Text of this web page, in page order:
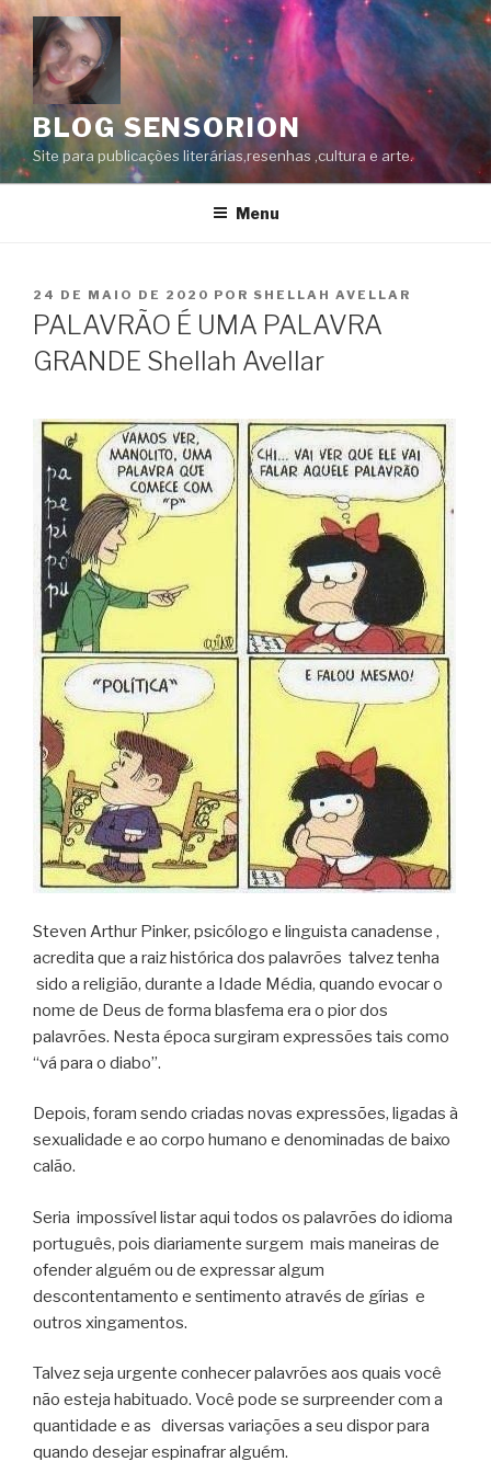
Pular
para
conteúdo
BLOG SENSORION
Site para publicações literárias,resenhas ,cultura e arte.
Menu
PUBLICADO
EM
24 DE MAIO DE 2020 POR SHELLAH AVELLAR
PALAVRÃO É UMA PALAVRA
GRANDE Shellah Avellar
Steven Arthur Pinker, psicólogo e linguista canadense ,
acredita que a raiz histórica dos palavrões talvez tenha
sido a religião, durante a Idade Média, quando evocar o
nome de Deus de forma blasfema era o pior dos
palavrões. Nesta época surgiram expressões tais como
“vá para o diabo”.
Depois, foram sendo criadas novas expressões, ligadas à
sexualidade e ao corpo humano e denominadas de baixo
calão.
Seria impossível listar aqui todos os palavrões do idioma
português, pois diariamente surgem mais maneiras de
ofender alguém ou de expressar algum
descontentamento e sentimento através de gírias e
outros xingamentos.
Talvez seja urgente conhecer palavrões aos quais você
não esteja habituado. Você pode se surpreender com a
quantidade e as diversas variações a seu dispor para
quando desejar espinafrar alguém.